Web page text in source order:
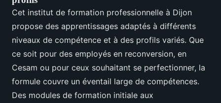
Cet institut de formation professionnelle à Dijon
propose des apprentissages adaptés à différents
niveaux de compétence et à des profils variés. Que
ce soit pour des employés en reconversion, en
Cesam ou pour ceux souhaitant se perfectionner, la
formule couvre un éventail large de compétences.
Des modules de formation initiale aux